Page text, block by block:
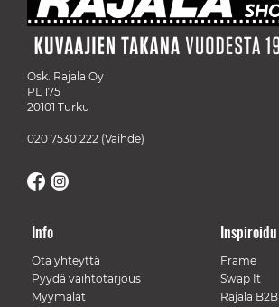
Osk. Rajala Oy
PL 175
20101 Turku
020 7530 222 (Vaihde)
Info
Ota yhteyttä
Pyydä vaihtotarjous
Myymälät
Inspiroidu
Frame
Swap It
Rajala B2B